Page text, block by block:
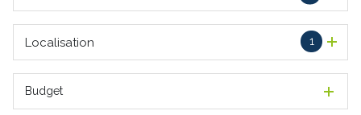
1
Localisation
Budget